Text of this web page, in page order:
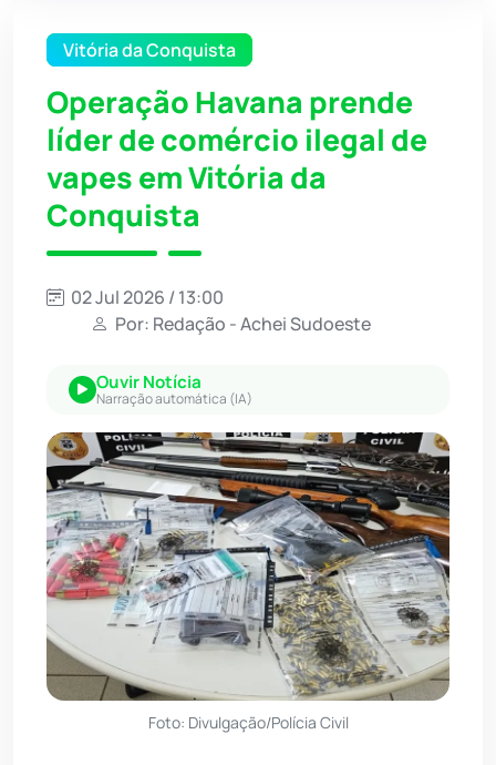
Vitória da Conquista
Operação Havana prende
líder de comércio ilegal de
vapes em Vitória da
Conquista
02 Jul 2026 / 13:00
Por: Redação - Achei Sudoeste
Ouvir Notícia
Narração automática (IA)
Foto: Divulgação/Polícia Civil